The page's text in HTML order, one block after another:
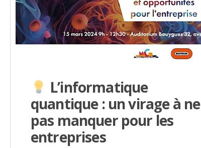
L’informatique
quantique : un virage à ne
pas manquer pour les
entreprises